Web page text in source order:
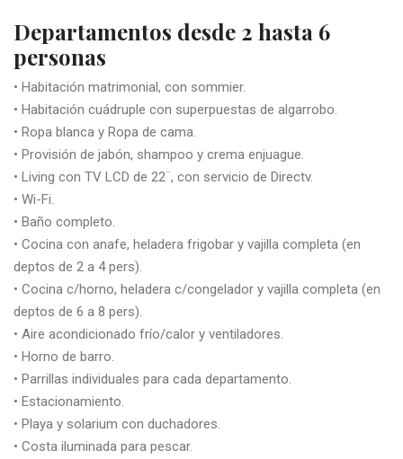
Departamentos desde 2 hasta 6
personas
• Habitación matrimonial, con sommier.
• Habitación cuádruple con superpuestas de algarrobo.
• Ropa blanca y Ropa de cama.
• Provisión de jabón, shampoo y crema enjuague.
• Living con TV LCD de 22¨, con servicio de Directv.
• Wi-Fi.
• Baño completo.
• Cocina con anafe, heladera frigobar y vajilla completa (en
deptos de 2 a 4 pers).
• Cocina c/horno, heladera c/congelador y vajilla completa (en
deptos de 6 a 8 pers).
• Aire acondicionado frío/calor y ventiladores.
• Horno de barro.
• Parrillas individuales para cada departamento.
• Estacionamiento.
• Playa y solarium con duchadores.
• Costa iluminada para pescar.